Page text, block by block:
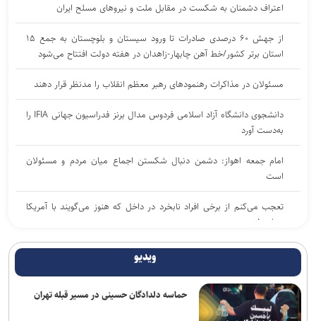
اعتراف دشمنان به شکست در مقابل ملت و نیرو‌های مسلح ایران
از جهش ۶۰ درصدی صادرات تا ورود سیستان و بلوچستان به جمع ۱۵
استان برتر کشور/خط آهن چابهار-زاهدان در هفته دولت افتتاح می‌شود
مسئولان در مذاکرات رهنمود‌های رهبر معظم انقلاب را مدنظر قرار دهند
دانشجوی دانشگاه آزاد اسلامی فردوس مدال برنز فدراسیون جهانی IFIA را
به‌دست آورد
امام جمعه اهواز: دشمن دنبال شکستن اجماع میان مردم و مسئولان
است
تعجب می‌کنم از برخی افراد نابخرد در داخل که هنوز می‌گویند با آمریکا
بسازید!
امام جمعه کرمانشاه: مراسم رحلت پیامبر(ص) و شهادت ائمه اطهار(ع)
جاده چالوس یکطرفه شد
ویدیو
حماسه دلدادگان حسینی در مسیر قبله تهران